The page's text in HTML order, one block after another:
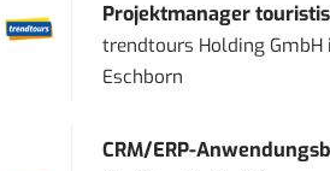
Projektmanager
trendtours Holding GmbH
Eschborn
CRM/ERP-